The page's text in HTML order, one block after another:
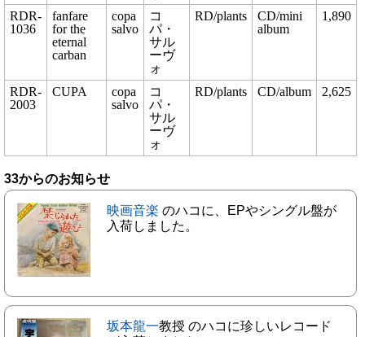
RDR-
1036
fanfare
for the
eternal
carban
copa
salvo
コ
パ・
サル
ーヴ
ォ
RD/plants
CD/mini
album
1,890
RDR-
2003
CUPA
copa
salvo
コ
パ・
サル
ーヴ
ォ
RD/plants CD/album 2,625
33からのお知らせ
映画音楽 のハコに、EPやシングル盤が
入荷しました。
坂本龍一教授 のハコに珍しいレコード